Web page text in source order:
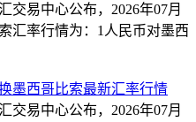
交易中心公布，2026年07月
汇率行情为：1人民币对墨西
墨西哥比索最新汇率行情
交易中心公布，2026年07月